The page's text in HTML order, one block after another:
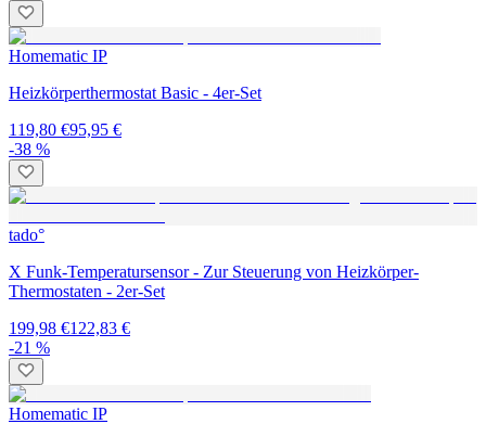
Homematic IP
Heizkörperthermostat Basic - 4er-Set
119,80 €95,95 €
-38 %
tado°
X Funk-Temperatursensor - Zur Steuerung von Heizkörper-
Thermostaten - 2er-Set
199,98 €122,83 €
-21 %
Homematic IP